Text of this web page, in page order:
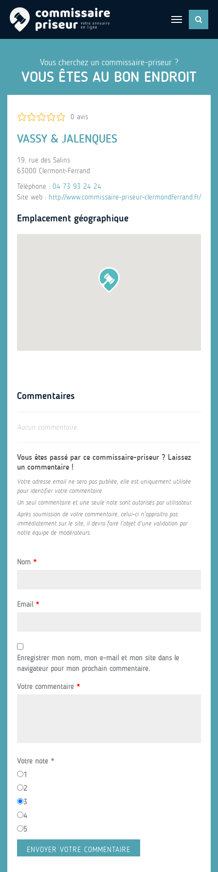
Vous cherchez un commissaire-priseur ?
VOUS ÊTES AU BON ENDROIT
0 avis
VASSY & JALENQUES
19, rue des Salins
63000 Clermont-Ferrand
Téléphone : 04 73 93 24 24
Site web : http://www.commissaire-priseur-clermondferrand.fr/
Emplacement géographique
Commentaires
Aucun commentaire.
Vous êtes passé par ce commissaire-priseur ? Laissez
un commentaire !
Votre adresse email ne sera pas publiée, elle est uniquement utilisée
pour identifier votre commentaire.
Un seul commentaire et une seule note sont autorisés par utilisateur.
Après soumission de votre commentaire, celui-ci n'appraitra pas
immédiatement sur le site, il devra faire l'objet d'une validation par
notre équipe de modérateurs.
Nom *
Email *
Enregistrer mon nom, mon e-mail et mon site dans le
navigateur pour mon prochain commentaire.
Votre commentaire *
Votre note *
1
2
3
4
5